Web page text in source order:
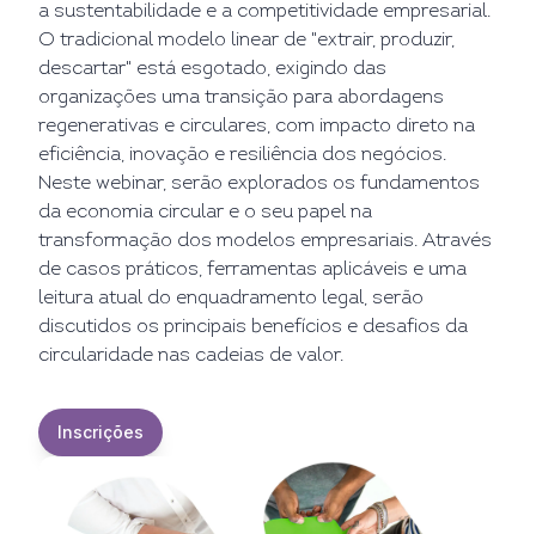
a sustentabilidade e a competitividade empresarial.
O tradicional modelo linear de "extrair, produzir,
descartar" está esgotado, exigindo das
organizações uma transição para abordagens
regenerativas e circulares, com impacto direto na
eficiência, inovação e resiliência dos negócios.
Neste webinar, serão explorados os fundamentos
da economia circular e o seu papel na
transformação dos modelos empresariais. Através
de casos práticos, ferramentas aplicáveis e uma
leitura atual do enquadramento legal, serão
discutidos os principais benefícios e desafios da
circularidade nas cadeias de valor.
Inscrições